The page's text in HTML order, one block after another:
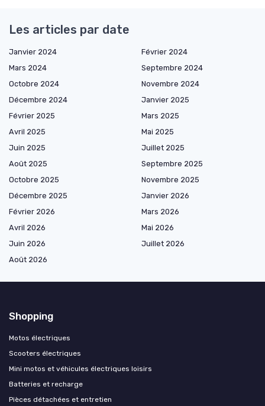
Les articles par date
Janvier 2024
Février 2024
Mars 2024
Septembre 2024
Octobre 2024
Novembre 2024
Décembre 2024
Janvier 2025
Février 2025
Mars 2025
Avril 2025
Mai 2025
Juin 2025
Juillet 2025
Août 2025
Septembre 2025
Octobre 2025
Novembre 2025
Décembre 2025
Janvier 2026
Février 2026
Mars 2026
Avril 2026
Mai 2026
Juin 2026
Juillet 2026
Août 2026
Shopping
Motos électriques
Scooters électriques
Mini motos et véhicules électriques loisirs
Batteries et recharge
Pièces détachées et entretien